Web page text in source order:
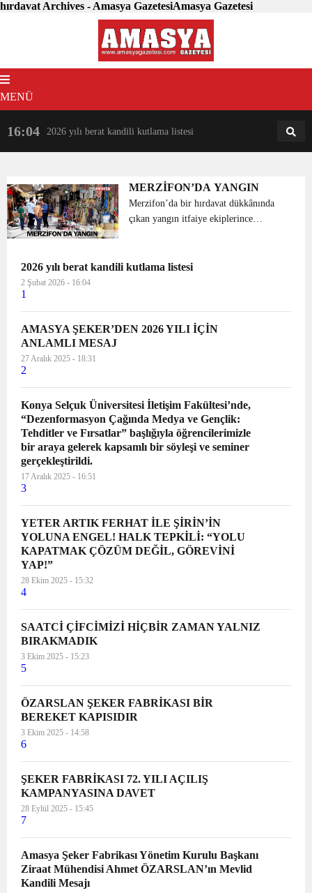
hırdavat Archives - Amasya GazetesiAmasya Gazetesi
MENÜ
16:04 2026 yılı berat kandili kutlama listesi 18:31
MERZİFON’DA YANGIN
Merzifon’da bir hırdavat dükkânında
çıkan yangın itfaiye ekiplerince
Arastası’nda Ahmet D’ye ait hırdavat
2026 yılı berat kandili kutlama listesi
2 Şubat 2026 - 16:04
1
AMASYA ŞEKER’DEN 2026 YILI İÇİN
ANLAMLI MESAJ
27 Aralık 2025 - 18:31
2
Konya Selçuk Üniversitesi İletişim Fakültesi’nde,
“Dezenformasyon Çağında Medya ve Gençlik:
Tehditler ve Fırsatlar” başlığıyla öğrencilerimizle
bir araya gelerek kapsamlı bir söyleşi ve seminer
gerçekleştirildi.
17 Aralık 2025 - 16:51
3
YETER ARTIK FERHAT İLE ŞİRİN’İN
YOLUNA ENGEL! HALK TEPKİLİ: “YOLU
KAPATMAK ÇÖZÜM DEĞİL, GÖREVİNİ
YAP!”
28 Ekim 2025 - 15:32
4
SAATCİ ÇİFCİMİZİ HİÇBİR ZAMAN YALNIZ
BIRAKMADIK
3 Ekim 2025 - 15:23
5
ÖZARSLAN ŞEKER FABRİKASI BİR
BEREKET KAPISIDIR
3 Ekim 2025 - 14:58
6
ŞEKER FABRİKASI 72. YILI AÇILIŞ
KAMPANYASINA DAVET
28 Eylül 2025 - 15:45
7
Amasya Şeker Fabrikası Yönetim Kurulu Başkanı
Ziraat Mühendisi Ahmet ÖZARSLAN’ın Mevlid
Kandili Mesajı